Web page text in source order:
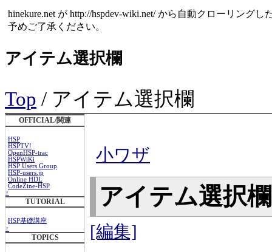
hinekure.net が http://hspdev-wiki.net/ から自動クローリング
予めご了承ください。
アイテム選択欄
Top / アイテム選択欄
OFFICIAL/関連
HSP
HSPTV!
OpenHSP-trac
HSPWiKi
HSP Users Group
HSP-users.jp
Online HDL
CodeZine-HSP
↑
TUTORIAL
HSP基礎講座
↑
TOPICS
小ワザ
アイテム選択
[編集]